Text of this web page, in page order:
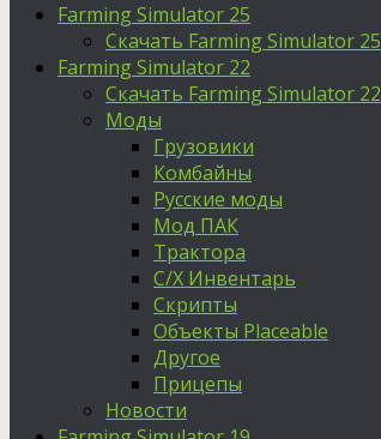
Farming Simulator 25
Скачать Farming Simulator 25
Farming Simulator 22
Скачать Farming Simulator 22
Моды
Грузовики
Комбайны
Русские моды
Мод ПАК
Трактора
С/Х Инвентарь
Скрипты
Объекты Placeable
Другое
Прицепы
Новости